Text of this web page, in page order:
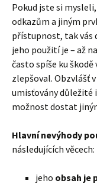
Pokud jste si
odkazům a jiným
přístupnost, tak vás
jeho použití je – až
často spíše ku
zlepšoval. Obzvlášť
umisťovány důležité
možnost dostat
Hlavní nevýhody
následujících věcech:
jeho obsah je